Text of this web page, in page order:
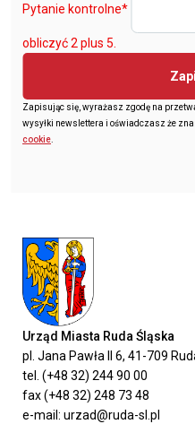
Pytanie kontrolne*
obliczyć 2 plus 5.
Zapisując się, wyrażasz zgodę na
wysyłki newslettera i oświadczasz że
cookie
Urząd Miasta Ruda Śląska
pl. Jana Pawła II 6, 41-709
tel. (+48 32) 244 90 00
fax (+48 32) 248 73 48
e-mail: urzad@ruda-sl.pl